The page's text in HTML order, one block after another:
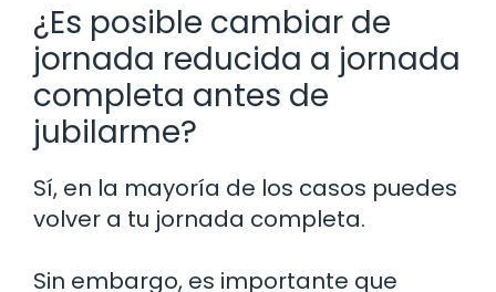
¿Es posible cambiar de
jornada reducida a jornada
completa antes de
jubilarme?
Sí, en la mayoría de los casos puedes
volver a tu jornada completa.
Sin embargo, es importante que